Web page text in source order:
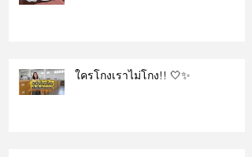
ใครโกงเราไม่โกง!! 🤍✨